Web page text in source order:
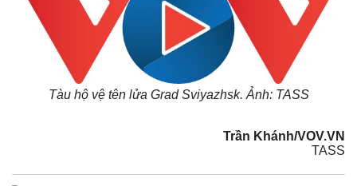
Bất động sản
Khởi nghiệp
Giá vàng
Tiêu dùng
Chứng khoán
Giá cà phê
Tàu hộ vệ tên lửa Grad Sviyazhsk. Ảnh: TASS
Trần Khánh/VOV.VN
TASS